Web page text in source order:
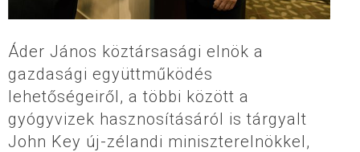
Áder János köztársasági elnök a
gazdasági együttműködés
lehetőségeiről, a többi között a
gyógyvizek hasznosításáról is tárgyalt
John Key új-zélandi miniszterelnökkel,